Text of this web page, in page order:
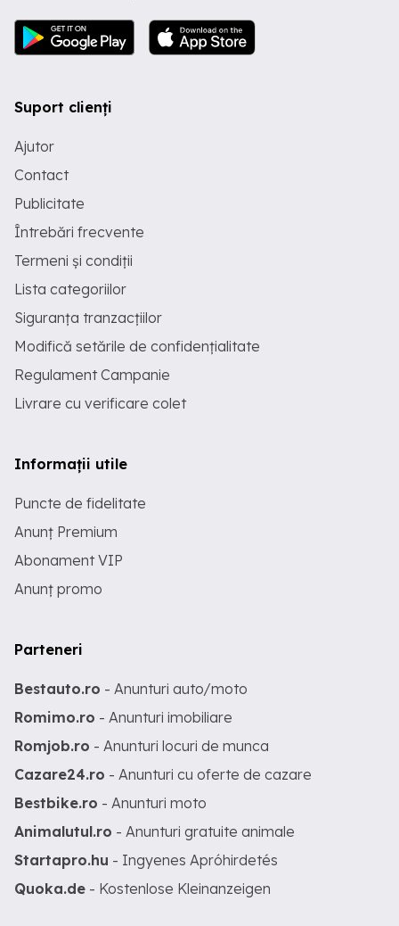
Suport clienți
Ajutor
Contact
Publicitate
Întrebări frecvente
Termeni și condiții
Lista categoriilor
Siguranța tranzacțiilor
Modifică setările de confidențialitate
Regulament Campanie
Livrare cu verificare colet
Informații utile
Puncte de fidelitate
Anunț Premium
Abonament VIP
Anunț promo
Parteneri
Bestauto.ro - Anunturi auto/moto
Romimo.ro - Anunturi imobiliare
Romjob.ro - Anunturi locuri de munca
Cazare24.ro - Anunturi cu oferte de cazare
Bestbike.ro - Anunturi moto
Animalutul.ro - Anunturi gratuite animale
Startapro.hu - Ingyenes Apróhirdetés
Quoka.de - Kostenlose Kleinanzeigen